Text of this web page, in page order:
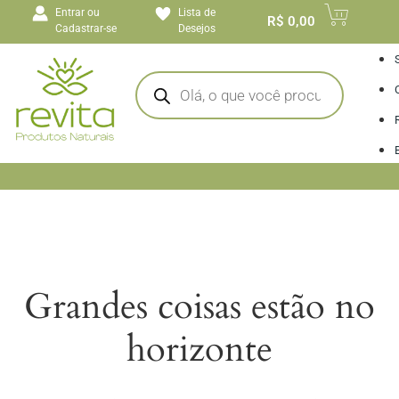
conteúdoEntrar ou
Cadastrar-se
Lista de
Desejos
R$ 0,00
Grandes coisas estão no
horizonte